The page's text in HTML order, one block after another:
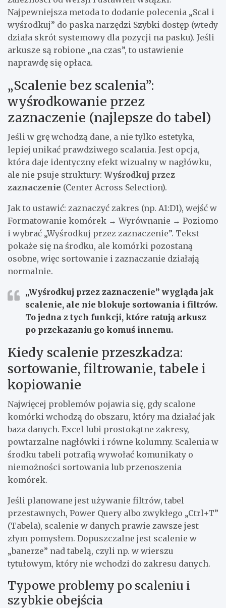
Najpewniejsza metoda to dodanie polecenia „Scal i
wyśrodkuj” do paska narzędzi Szybki dostęp (wtedy
działa skrót systemowy dla pozycji na pasku). Jeśli
arkusze są robione „na czas”, to ustawienie
naprawdę się opłaca.
„Scalenie bez scalenia”:
wyśrodkowanie przez
zaznaczenie (najlepsze do tabel)
Jeśli w grę wchodzą dane, a nie tylko estetyka,
lepiej unikać prawdziwego scalania. Jest opcja,
która daje identyczny efekt wizualny w nagłówku,
ale nie psuje struktury: Wyśrodkuj przez
zaznaczenie (Center Across Selection).
Jak to ustawić: zaznaczyć zakres (np. A1:D1), wejść w
Formatowanie komórek → Wyrównanie → Poziomo
i wybrać „Wyśrodkuj przez zaznaczenie”. Tekst
pokaże się na środku, ale komórki pozostaną
osobne, więc sortowanie i zaznaczanie działają
normalnie.
„Wyśrodkuj przez zaznaczenie” wygląda jak
scalenie, ale nie blokuje sortowania i filtrów.
To jedna z tych funkcji, które ratują arkusz
po przekazaniu go komuś innemu.
Kiedy scalenie przeszkadza:
sortowanie, filtrowanie, tabele i
kopiowanie
Najwięcej problemów pojawia się, gdy scalone
komórki wchodzą do obszaru, który ma działać jak
baza danych. Excel lubi prostokątne zakresy,
powtarzalne nagłówki i równe kolumny. Scalenia w
środku tabeli potrafią wywołać komunikaty o
niemożności sortowania lub przenoszenia
komórek.
Jeśli planowane jest używanie filtrów, tabel
przestawnych, Power Query albo zwykłego „Ctrl+T”
(Tabela), scalenie w danych prawie zawsze jest
złym pomysłem. Dopuszczalne jest scalenie w
„banerze” nad tabelą, czyli np. w wierszu
tytułowym, który nie wchodzi do zakresu danych.
Typowe problemy po scaleniu i
szybkie obejścia